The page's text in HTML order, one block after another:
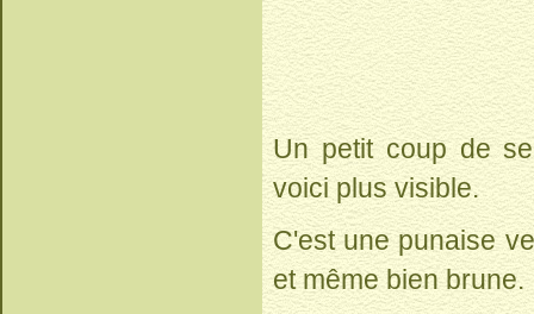
Un petit coup de
voici plus visible.
C'est une punaise
et même bien brune.